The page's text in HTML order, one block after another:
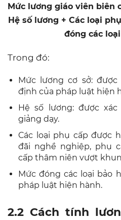
Mức lương giáo viên biên
Hệ số lương + Các loại
đóng các
Trong đó:
Mức lương cơ sở:
định của pháp luật hiện
Hệ số lương: được
giảng dạy.
Các loại phụ cấp được
đãi nghề nghiệp, phụ
cấp thâm niên vượt
Mức đóng các loại bảo
pháp luật hiện hành.
2.2 Cách tính